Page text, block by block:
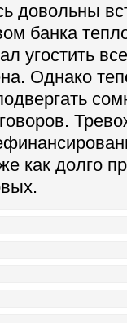
довольны
банка
угостить
Однако
как долго